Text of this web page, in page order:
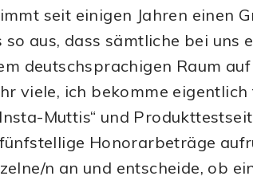
seit einigen Jahren einen
aus, dass sämtliche bei uns
deutschsprachigen Raum
viele, ich bekomme
Muttis“ und
Honorarbeträge
n an und entscheide, ob